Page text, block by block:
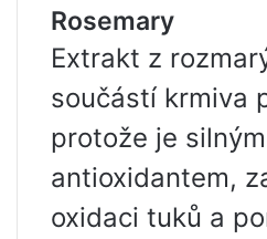
Rosemary
Extrakt z
součástí krmiva
protože je silným
antioxidantem,
oxidaci tuků a